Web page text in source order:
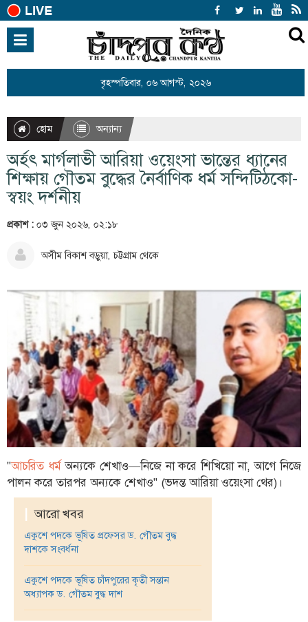
বৃহস্পতিবার, ০৬ আগস্ট, ২০২৬
হোম
জাতীয়
আন্তর্জাতিক
রাজনীতি
খেলাধুলা
বিনোদন
অর্থনীতি
শিক্ষা
স্বাস্থ্য
ফিচার
সম্পাদকীয়
অন্যান্য
আইন-
আদালত
উপ-
সম্পাদকীয়
কৃষি
ও
অপরাধ
চাঁদপুর
খবর
প্রবাস
হোম অন্যান্য
অর্হৎ মার্গলাভী আরিয়া ওয়েংসা ভান্তের ধ্যানের
শিক্ষায় গৌতম বুদ্ধের নৈর্বাণিক ধর্ম সন্দিট্ঠিকো-
স্বয়ং দর্শনীয়
প্রকাশ : ০৩ জুন ২০২৬, ০২:১৮
অসীম বিকাশ বড়ুয়া, চট্টগ্রাম থেকে
"আচরিত ধর্মঅন্যকে শেখাও—নিজে না করে শিখিয়ো না, আগে নিজে
পালন করে তারপর অন্যকে শেখাও" (ভদন্ত আরিয়া ওয়েংসা থের)।
আরো খবর
একুশে পদকে ভূষিত প্রফেসর ড. গৌতম বুদ্ধ
দাশকে সংবর্ধনা
একুশে পদকে ভূষিত চাঁদপুরের কৃতী সন্তান
অধ্যাপক ড. গৌতম বুদ্ধ দাশ